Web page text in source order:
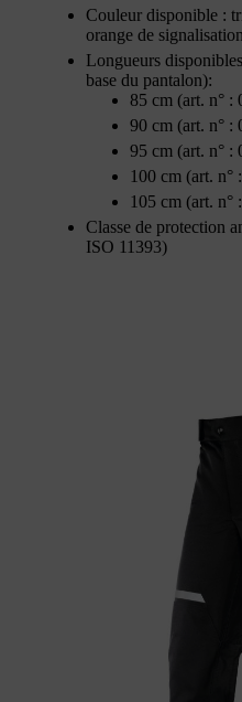
Couleur disponible :
orange de
Longueurs
base du pantalon):
85 cm (art. n° :
90 cm (art. n° :
95 cm (art. n° :
100 cm (art. n°
105 cm (art. n°
Classe de protection
ISO 11393)